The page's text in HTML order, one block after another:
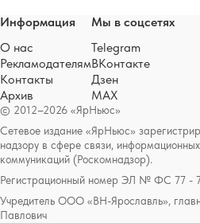
© 2012–2026 «ЯрНьюс»
Сетевое издание «ЯрНьюс»
надзору в сфере связи,
коммуникаций (Роскомнадзор).
Регистрационный номер ЭЛ № ФС 77 -
Учредитель ООО «ВН-Ярославль»,
Павлович
Информация
О нас
Рекламодателям
Контакты
Архив
Мы в соцсетях
Telegram
ВКонтакте
Дзен
MAX